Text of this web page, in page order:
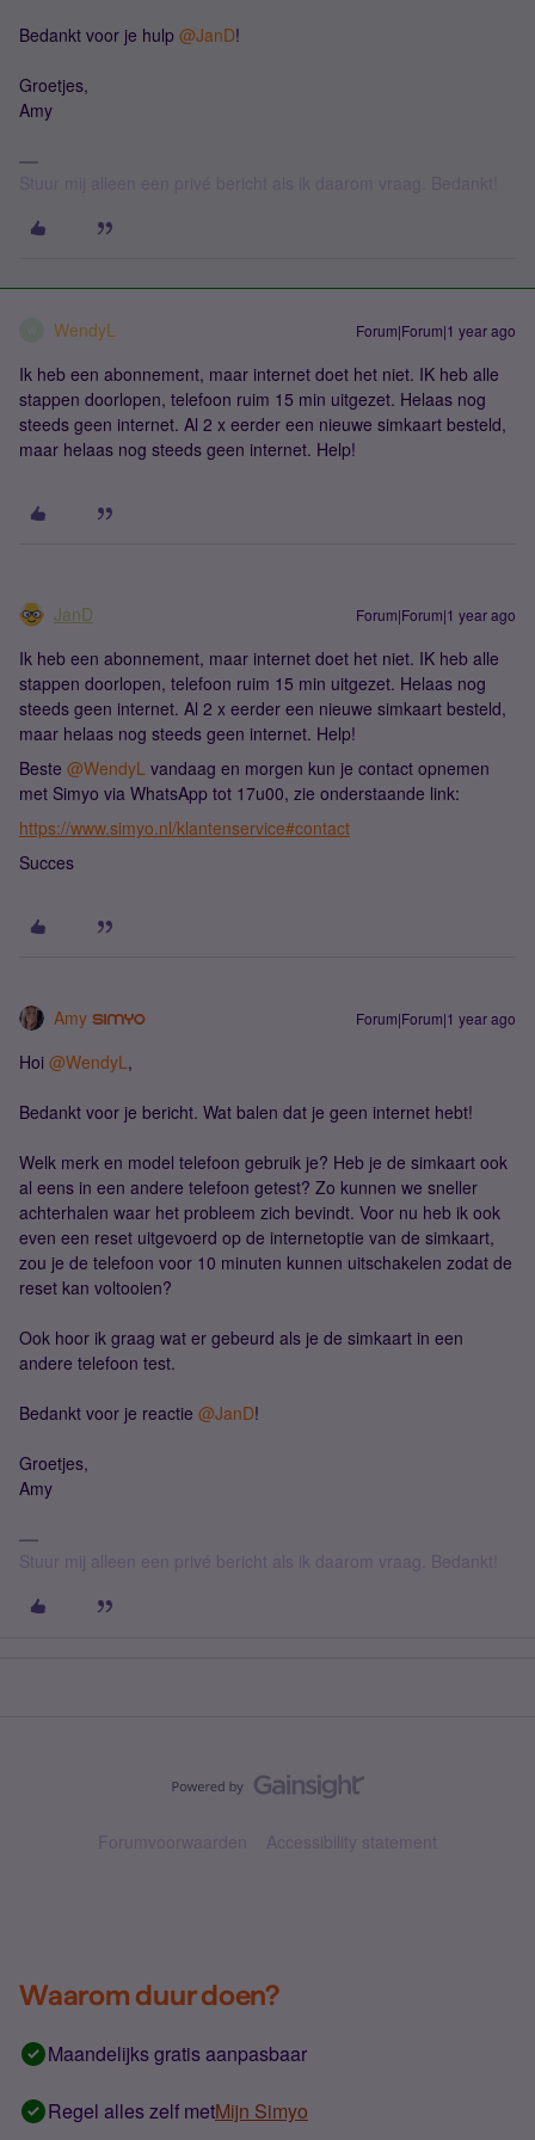
Bedankt voor je hulp ​ @JanD!
Groetjes,
Amy
WendyL Forum|Forum|1 year ago
Ik heb een abonnement, maar internet doet het niet. IK heb alle
stappen doorlopen, telefoon ruim 15 min uitgezet. Helaas nog
steeds geen internet. Al 2 x eerder een nieuwe simkaart besteld,
maar helaas nog steeds geen internet. Help!
JanD Forum|Forum|1 year ago
Ik heb een abonnement, maar internet doet het niet. IK heb alle
stappen doorlopen, telefoon ruim 15 min uitgezet. Helaas nog
steeds geen internet. Al 2 x eerder een nieuwe simkaart besteld,
maar helaas nog steeds geen internet. Help!
Beste ​ @WendyL vandaag en morgen kun je contact opnemen
met Simyo via WhatsApp tot 17u00, zie onderstaande link:
https://www.simyo.nl/klantenservice#contact
Succes
Amy Forum|Forum|1 year ago
Hoi ​ @WendyL,
Bedankt voor je bericht. Wat balen dat je geen internet hebt!
Welk merk en model telefoon gebruik je? Heb je de simkaart ook
al eens in een andere telefoon getest? Zo kunnen we sneller
achterhalen waar het probleem zich bevindt. Voor nu heb ik ook
even een reset uitgevoerd op de internetoptie van de simkaart,
zou je de telefoon voor 10 minuten kunnen uitschakelen zodat de
reset kan voltooien?
Ook hoor ik graag wat er gebeurd als je de simkaart in een
andere telefoon test.
Bedankt voor je reactie ​ @JanD!
Groetjes,
Amy
Stuur mij alleen een privé bericht als ik daarom vraag. Bedankt!
Forumvoorwaarden Accessibility statement
Waarom duur doen?
Maandelijks gratis aanpasbaar
Regel alles zelf metMijn Simyo